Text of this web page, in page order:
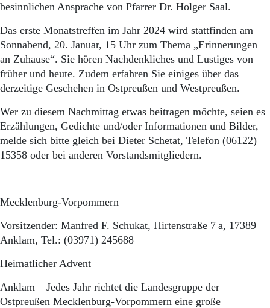
besinnlichen Ansprache von Pfarrer Dr. Holger Saal.
Das erste Monatstreffen im Jahr 2024 wird stattfinden am
Sonnabend, 20. Januar, 15 Uhr zum Thema „Erinnerungen
an Zuhause“. Sie hören Nachdenkliches und Lustiges von
früher und heute. Zudem erfahren Sie einiges über das
derzeitige Geschehen in Ostpreußen und Westpreußen.
Wer zu diesem Nachmittag etwas beitragen möchte, seien es
Erzählungen, Gedichte und/oder Informationen und Bilder,
melde sich bitte gleich bei Dieter Schetat, Telefon (06122)
15358 oder bei anderen Vorstandsmitgliedern.
Mecklenburg-Vorpommern
Vorsitzender: Manfred F. Schukat, Hirtenstraße 7 a, 17389
Anklam, Tel.: (03971) 245688
Heimatlicher Advent
Anklam – Jedes Jahr richtet die Landesgruppe der
Ostpreußen Mecklenburg-Vorpommern eine große